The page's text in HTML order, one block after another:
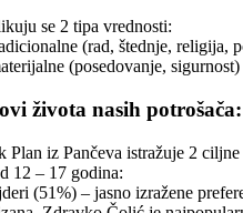
se 2 tipa vrednosti:
(rad, štednje, religija,
(posedovanje, sigurnost)
života nasih potrošača:
Plan iz Pančeva istražuje 2
12 – 17 godina:
(51%) – jasno izražene